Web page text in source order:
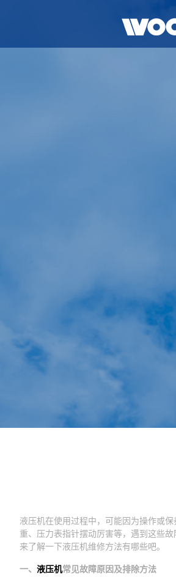
液压机在使用过程中，可能因为操作或
重、压力表指针摆动厉害等，遇到这些
来了解一下液压机维修方法有哪些吧。
一、 液压机常见故障原因及排除方法